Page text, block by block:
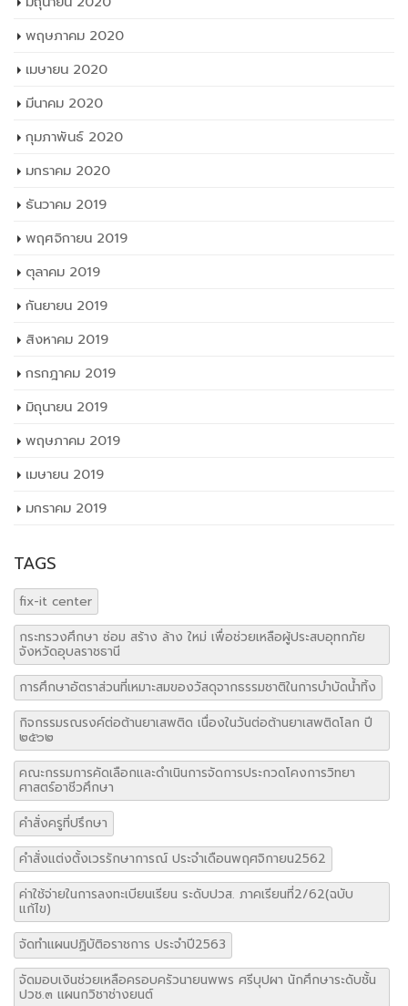
พฤษภาคม 2020
เมษายน 2020
มีนาคม 2020
กุมภาพันธ์ 2020
มกราคม 2020
ธันวาคม 2019
พฤศจิกายน 2019
ตุลาคม 2019
กันยายน 2019
สิงหาคม 2019
กรกฎาคม 2019
มิถุนายน 2019
พฤษภาคม 2019
เมษายน 2019
มกราคม 2019
TAGS
fix-it center
กระทรวงศึกษา ซ่อม สร้าง ล้าง ใหม่ เพื่อช่วยเหลือผู้ประสบอุทกภัย
จังหวัดอุบลราชธานี
การศึกษาอัตราส่วนที่เหมาะสมของวัสดุจากธรรมชาติในการบำบัดน้ำทิ้ง
กิจกรรมรณรงค์ต่อต้านยาเสพติด เนื่องในวันต่อต้านยาเสพติดโลก ปี
๒๕๖๒
คณะกรรมการคัดเลือกและดำเนินการจัดการประกวดโคงการวิทยา
ศาสตร์อาชีวศึกษา
คำสั่งครูที่ปรึกษา
คำสั่งแต่งตั้งเวรรักษาการณ์ ประจำเดือนพฤศจิกายน2562
ค่าใช้จ่ายในการลงทะเบียนเรียน ระดับปวส. ภาคเรียนที่2/62(ฉบับ
แก้ไข)
จัดทำแผนปฏิบัติอราชการ ประจำปี2563
จัดมอบเงินช่วยเหลือครอบครัวนายนพพร ศรีบุปผา นักศึกษาระดับชั้น
ปวช.๓ แผนกวิชาช่างยนต์